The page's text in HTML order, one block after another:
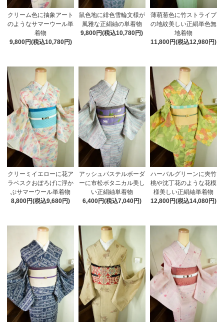
クリーム色に抽象アート
のようなサマーウール単
着物
9,800円(税込10,780円)
鼠色地に緋色雪輪文様が
風雅な正絹紬の単着物
9,800円(税込10,780円)
薄萌葱色に竹ストライプ
の地紋美しい正絹単色無
地着物
11,800円(税込12,980円)
クリーミイエローに花ア
ラベスクおぼろげに浮か
ぶサマーウール単着物
8,800円(税込9,680円)
アッシュパステルボーダ
ーに市松ボタニカル美し
い正絹紬単着物
6,400円(税込7,040円)
ハーバルグリーンに夾竹
桃や沈丁花のような花模
様美しい正絹紬単着物
12,800円(税込14,080円)